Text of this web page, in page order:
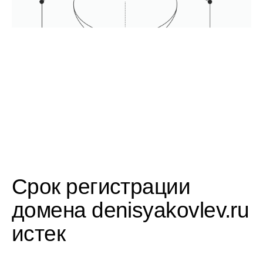
Срок регистрации
домена denisyakovlev.ru
истек